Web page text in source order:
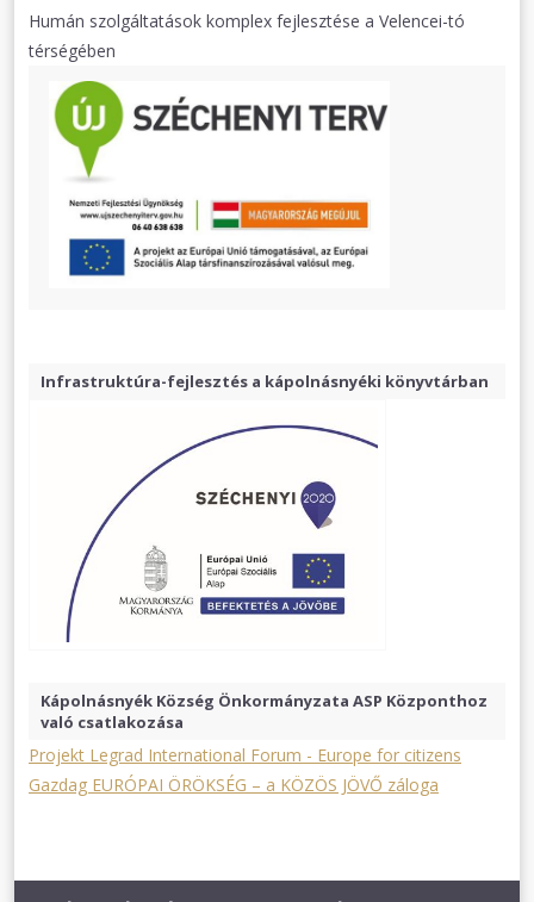
Humán szolgáltatások komplex fejlesztése a Velencei-tó
térségében
Infrastruktúra-fejlesztés a kápolnásnyéki könyvtárban
Kápolnásnyék Község Önkormányzata ASP Központhoz
való csatlakozása
Projekt Legrad International Forum - Europe for citizens
Gazdag EURÓPAI ÖRÖKSÉG – a KÖZÖS JÖVŐ záloga